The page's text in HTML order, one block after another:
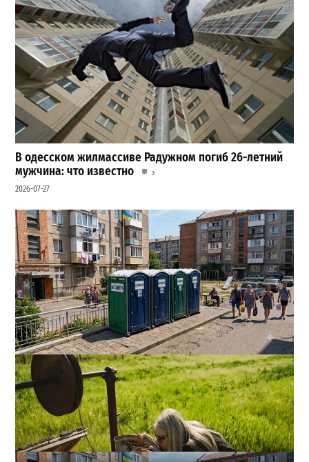
В одесском жилмассиве Радужном погиб 26-летний
мужчина: что известно
3
2026-07-27
Одесса может остаться без воды и канализации:
эксперт предупредил о худшем сценарии
2
2026-08-07
ВИБОР РЕДАКЦИИ